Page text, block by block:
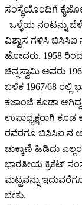
ಸಂಸ್ಥೆಯೊಂದಿಗೆ
ಒಳ್ಳೆಯ ನಂಟನ್ನು
ವಿಶ್ವಾಸ ಗಳಿಸಿ ಬಿಸಿಸಿಐ
ಹೋದರು. 1958
ಚಿನ್ನಸ್ವಾಮಿ ಅವರು
ಬಳಿಕ 1967/68 ರಲ್ಲಿ
ಕಜಾಂಜಿ ಕೂಡಾ
ಉಪಾಧ್ಯಕ್ಷರಾಗಿ ಕೂಡ
ರವೆರಗೂ ಬಿಸಿಸಿಐ ನ
ಚುಕ್ಕಾಣಿ ಹಿಡಿದು
ಭಾರತೀಯ ಕ್ರಿಕೆಟ್
ಮಟ್ಟವನ್ನು
ಬೇಕು.